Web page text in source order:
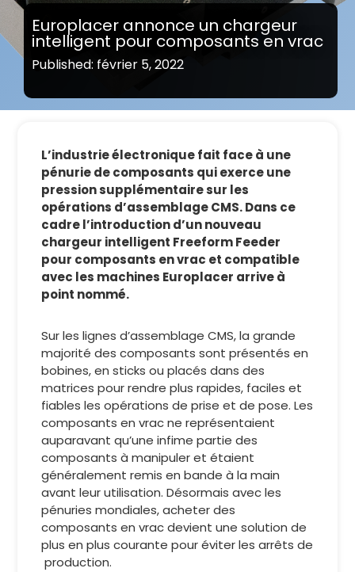
Europlacer annonce un chargeur
intelligent pour composants en vrac
Published: février 5, 2022
L’industrie électronique fait face à une
pénurie de composants qui exerce une
pression supplémentaire sur les
opérations d’assemblage CMS. Dans ce
cadre l’introduction d’un nouveau
chargeur intelligent Freeform Feeder
pour composants en vrac et compatible
avec les machines Europlacer arrive à
point nommé.
Sur les lignes d’assemblage CMS, la grande
majorité des composants sont présentés en
bobines, en sticks ou placés dans des
matrices pour rendre plus rapides, faciles et
fiables les opérations de prise et de pose. Les
composants en vrac ne représentaient
auparavant qu’une infime partie des
composants à manipuler et étaient
généralement remis en bande à la main
avant leur utilisation. Désormais avec les
pénuries mondiales, acheter des
composants en vrac devient une solution de
plus en plus courante pour éviter les arrêts de
production.